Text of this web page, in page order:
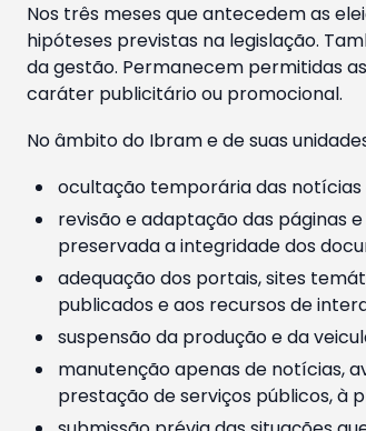
Nos três meses que antecedem as
hipóteses previstas na legislação.
da gestão. Permanecem permitidas
caráter publicitário ou promocional.
No âmbito do Ibram e de suas
ocultação temporária das notícias
revisão e adaptação das páginas
preservada a integridade dos
adequação dos portais, sites
publicados e aos recursos de
suspensão da produção e da
manutenção apenas de notícias,
prestação de serviços públicos, à